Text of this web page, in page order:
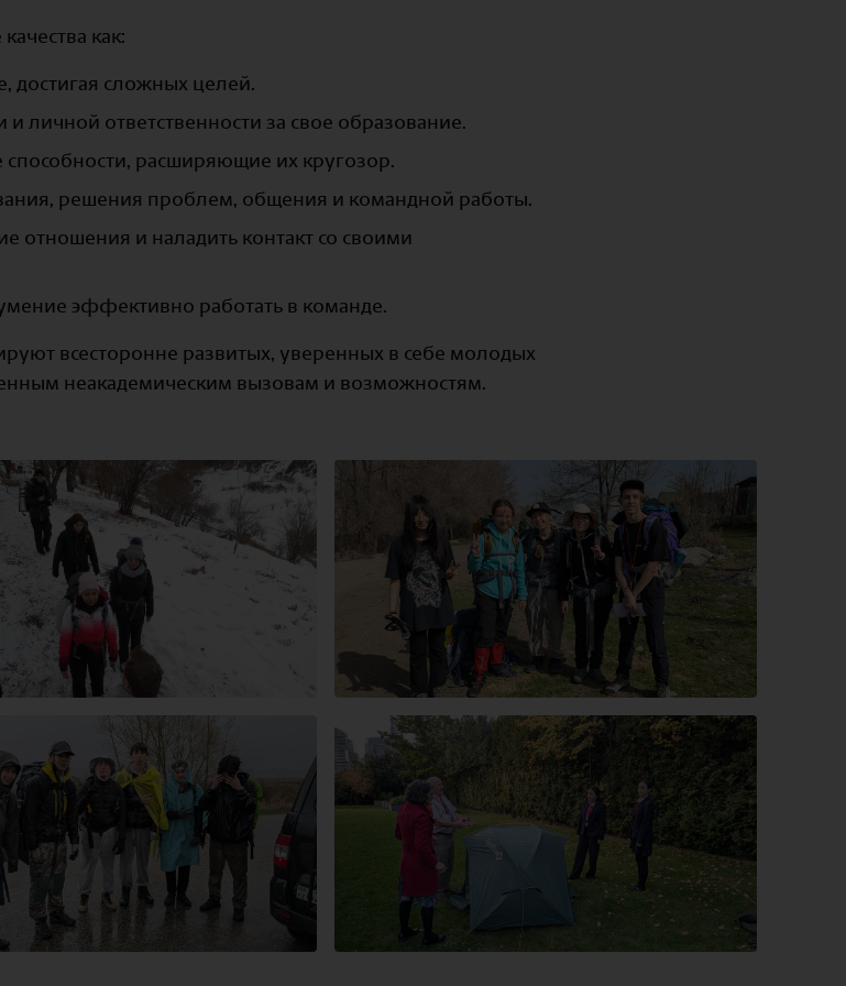
как:
достигая сложных целей.
личной ответственности за свое образование.
расширяющие их кругозор.
решения проблем, общения и командной работы.
отношения и наладить контакт со своими
эффективно работать в команде.
всесторонне развитых, уверенных в себе молодых
неакадемическим вызовам и возможностям.